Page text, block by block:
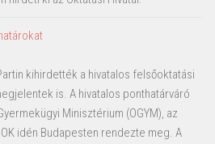
kihirdették a hivatalos felsőoktatási
is. A hivatalos ponthatárváró
Minisztérium (OGYM), az
idén Budapesten rendezte meg. A